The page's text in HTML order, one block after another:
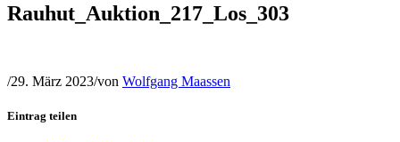
Rauhut_Auktion_217_Los_303
/29. März 2023/von Wolfgang Maassen
Eintrag teilen